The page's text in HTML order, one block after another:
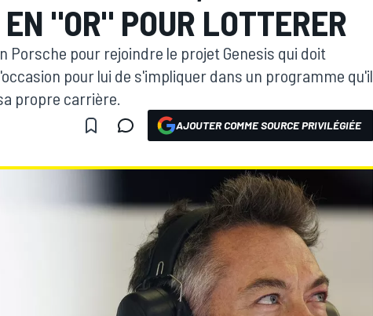
"OR" POUR LOTTERER
Porsche pour rejoindre le projet Genesis qui doit
pour lui de s'impliquer dans un programme qu'il
propre carrière.
AJOUTER COMME SOURCE PRIVILÉGIÉE